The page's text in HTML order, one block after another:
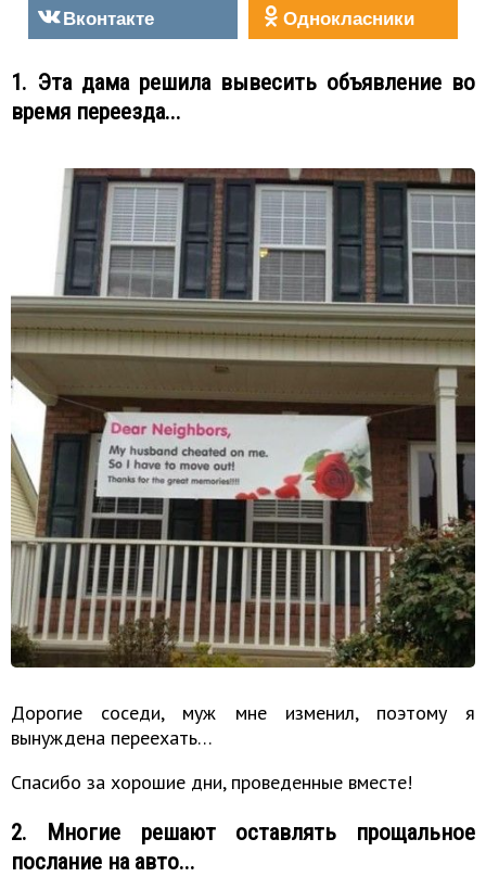
Вконтакте
Однокласники
1. Эта дама решила вывесить объявление во
время переезда...
Дорогие соседи, муж мне изменил, поэтому я
вынуждена переехать…
Спасибо за хорошие дни, проведенные вместе!
2. Многие решают оставлять прощальное
послание на авто...